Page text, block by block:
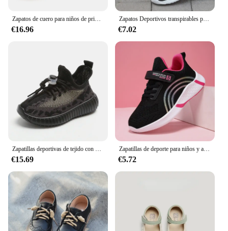
€16.96
Zapatos Deportivos transpirables para niños, zapatillas de tela de malla de caña baja, informales, para correr, talla 28-38, Primavera
€7.02
€15.69
Zapatillas de deporte para niños y adolescentes, zapatos deportivos para niñas, Tenis de ocio para niños, zapatillas de correr casuales cálidas de moda para niños, 28-39
€5.72